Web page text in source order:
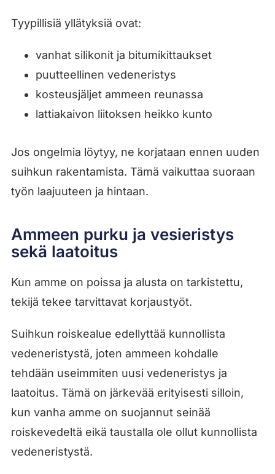
Tyypillisiä yllätyksiä ovat:
vanhat silikonit ja bitumikittaukset
puutteellinen vedeneristys
kosteusjäljet ammeen reunassa
lattiakaivon liitoksen heikko kunto
Jos ongelmia löytyy, ne korjataan ennen uuden
suihkun rakentamista. Tämä vaikuttaa suoraan
työn laajuuteen ja hintaan.
Ammeen purku ja vesieristys
sekä laatoitus
Kun amme on poissa ja alusta on tarkistettu,
tekijä tekee tarvittavat korjaustyöt.
Suihkun roiskealue edellyttää kunnollista
vedeneristystä, joten ammeen kohdalle
tehdään useimmiten uusi vedeneristys ja
laatoitus. Tämä on järkevää erityisesti silloin,
kun vanha amme on suojannut seinää
roiskevedeltä eikä taustalla ole ollut kunnollista
vedeneristystä.